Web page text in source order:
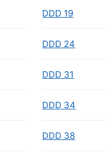
DDD 19
DDD 24
DDD 31
DDD 34
DDD 38